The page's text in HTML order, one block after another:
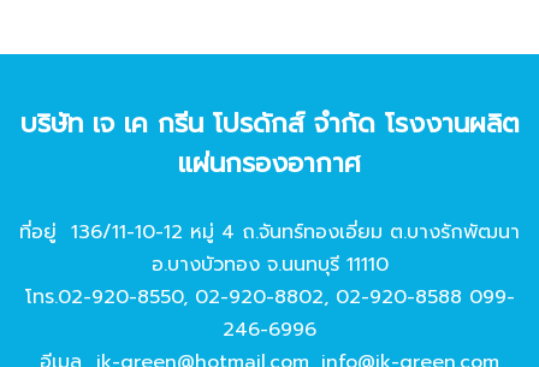
บริษัท เจ เค กรีน โปรดักส์ จํากัด โรงงานผลิต
แผ่นกรองอากาศ
ที่อยู่ 136/11-10-12 หมู่ 4 ถ.จันทร์ทองเอี่ยม ต.บางรักพัฒนา
อ.บางบัวทอง จ.นนทบุรี 11110
โทร.02-920-8550, 02-920-8802, 02-920-8588 099-
246-6996